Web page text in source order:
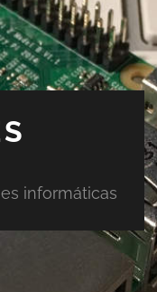
informáticas